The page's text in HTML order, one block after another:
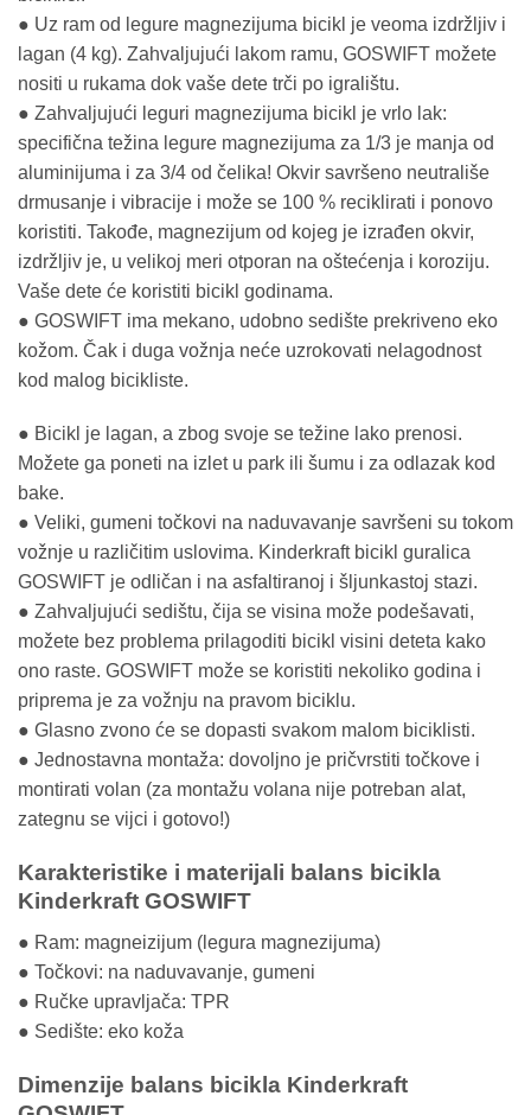
● Uz ram od legure magnezijuma bicikl je veoma izdržljiv i
lagan (4 kg). Zahvaljujući lakom ramu, GOSWIFT možete
nositi u rukama dok vaše dete trči po igralištu.
● Zahvaljujući leguri magnezijuma bicikl je vrlo lak:
specifična težina legure magnezijuma za 1/3 je manja od
aluminijuma i za 3/4 od čelika! Okvir savršeno neutrališe
drmusanje i vibracije i može se 100 % reciklirati i ponovo
koristiti. Takođe, magnezijum od kojeg je izrađen okvir,
izdržljiv je, u velikoj meri otporan na oštećenja i koroziju.
Vaše dete će koristiti bicikl godinama.
● GOSWIFT ima mekano, udobno sedište prekriveno eko
kožom. Čak i duga vožnja neće uzrokovati nelagodnost
kod malog bicikliste.
● Bicikl je lagan, a zbog svoje se težine lako prenosi.
Možete ga poneti na izlet u park ili šumu i za odlazak kod
bake.
● Veliki, gumeni točkovi na naduvavanje savršeni su tokom
vožnje u različitim uslovima. Kinderkraft bicikl guralica
GOSWIFT je odličan i na asfaltiranoj i šljunkastoj stazi.
● Zahvaljujući sedištu, čija se visina može podešavati,
možete bez problema prilagoditi bicikl visini deteta kako
ono raste. GOSWIFT može se koristiti nekoliko godina i
priprema je za vožnju na pravom biciklu.
● Glasno zvono će se dopasti svakom malom biciklisti.
● Jednostavna montaža: dovoljno je pričvrstiti točkove i
montirati volan (za montažu volana nije potreban alat,
zategnu se vijci i gotovo!)
Karakteristike i materijali balans bicikla
Kinderkraft GOSWIFT
● Ram: magneizijum (legura magnezijuma)
● Točkovi: na naduvavanje, gumeni
● Ručke upravljača: TPR
● Sedište: eko koža
Dimenzije balans bicikla Kinderkraft